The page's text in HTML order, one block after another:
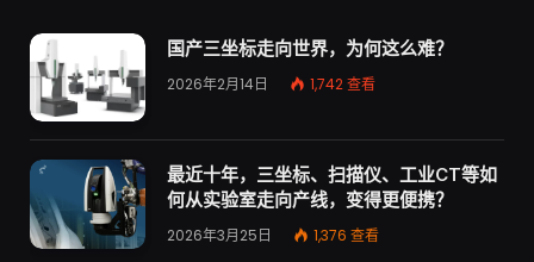
国产三坐标走向世界，为何这么难？
2026年2月14日 1,742查看
最近十年，三坐标、扫描仪、工业CT等如
何从实验室走向产线，变得更便携？
2026年3月25日 1,376 查看